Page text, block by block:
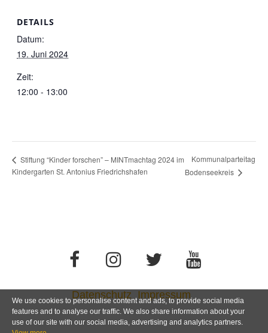
DETAILS
Datum:
19. Juni 2024
Zeit:
12:00 - 13:00
Stiftung “Kinder forschen” – MINTmachtag 2024 im
Kindergarten St. Antonius Friedrichshafen
Kommunalparteitag
Bodenseekreis
Datenschutz Impressum
We use cookies to personalise content and ads, to provide social media
features and to analyse our traffic. We also share information about your
use of our site with our social media, advertising and analytics partners.